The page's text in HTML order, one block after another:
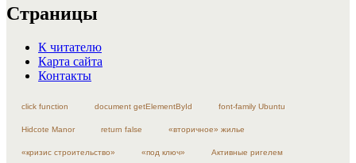
Страницы
К читателю
Карта сайта
Контакты
click function document getElementById font-family Ubuntu
Hidcote Manor return false «вторичное» жилье
«кризис строительство» «под ключ» Активные ригелем